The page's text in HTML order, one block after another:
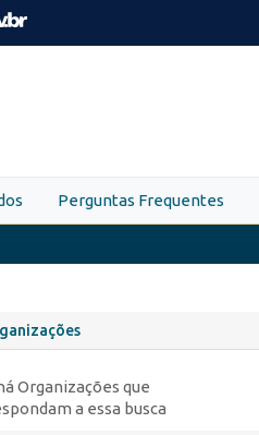
Perguntas Frequentes
Organizações que
a essa busca